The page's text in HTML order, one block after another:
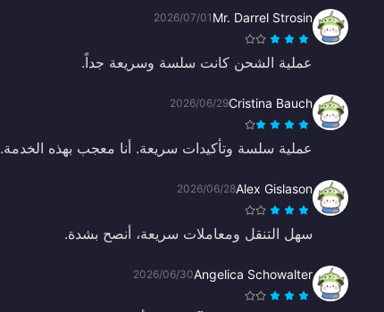
Mr. Darrel Strosin
2026/07/01
عملية الشحن كانت سلسة وسريعة جداً.
Cristina Bauch
2026/06/29
عملية سلسة وتأكيدات سريعة. أنا معجب بهذه الخدمة.
Alex Gislason
2026/06/28
سهل التنقل ومعاملات سريعة، أنصح بشدة.
Angelica Schowalter
2026/06/30